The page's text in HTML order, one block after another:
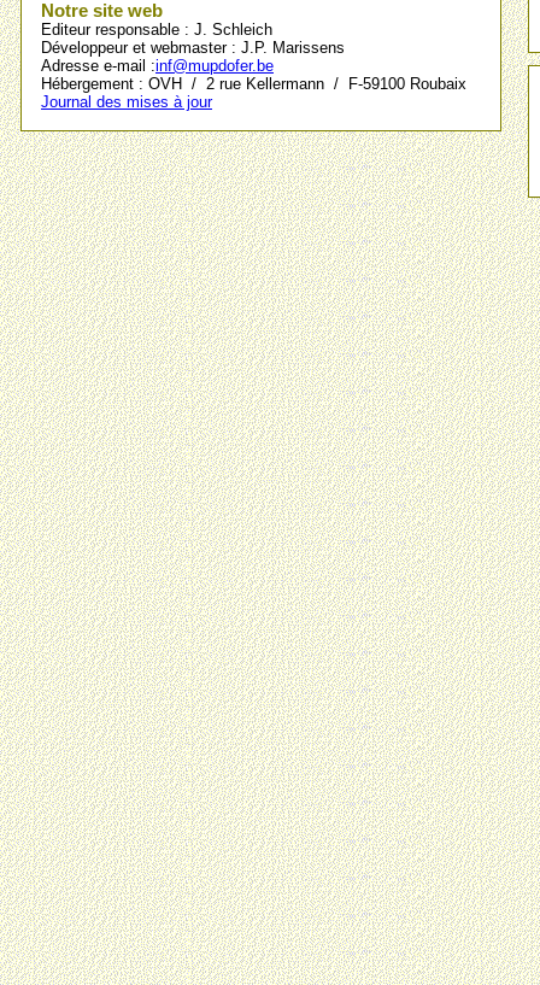
Notre site web
Editeur responsable : J. Schleich
Développeur et webmaster : J.P. Marissens
Adresse e-mail :inf@mupdofer.be
Hébergement : OVH / 2 rue Kellermann / F-59100 Roubaix
Journal des mises à jour